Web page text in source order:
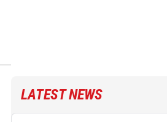
LATEST NEWS